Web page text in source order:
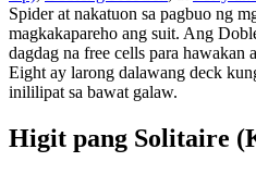
Spider at nakatuon sa pagbuo ng
magkakapareho ang suit. Ang
dagdag na free cells para hawakan
Eight ay larong dalawang deck
inililipat sa bawat galaw.
Higit pang Solitaire